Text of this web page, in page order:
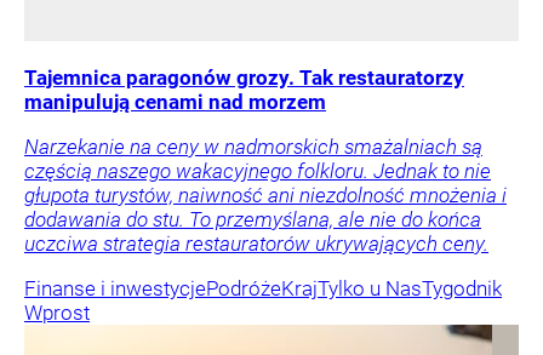
Tajemnica paragonów grozy. Tak restauratorzy
manipulują cenami nad morzem
Narzekanie na ceny w nadmorskich smażalniach są
częścią naszego wakacyjnego folkloru. Jednak to nie
głupota turystów, naiwność ani niezdolność mnożenia i
dodawania do stu. To przemyślana, ale nie do końca
uczciwa strategia restauratorów ukrywających ceny.
Finanse i inwestycjePodróżeKrajTylko u NasTygodnik
Wprost